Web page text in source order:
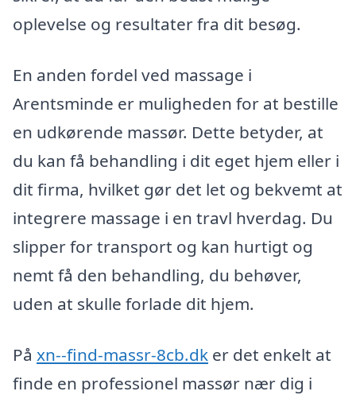
oplevelse og resultater fra dit besøg.
En anden fordel ved massage i
Arentsminde er muligheden for at bestille
en udkørende massør. Dette betyder, at
du kan få behandling i dit eget hjem eller i
dit firma, hvilket gør det let og bekvemt at
integrere massage i en travl hverdag. Du
slipper for transport og kan hurtigt og
nemt få den behandling, du behøver,
uden at skulle forlade dit hjem.
På xn--find-massr-8cb.dk er det enkelt at
finde en professionel massør nær dig i